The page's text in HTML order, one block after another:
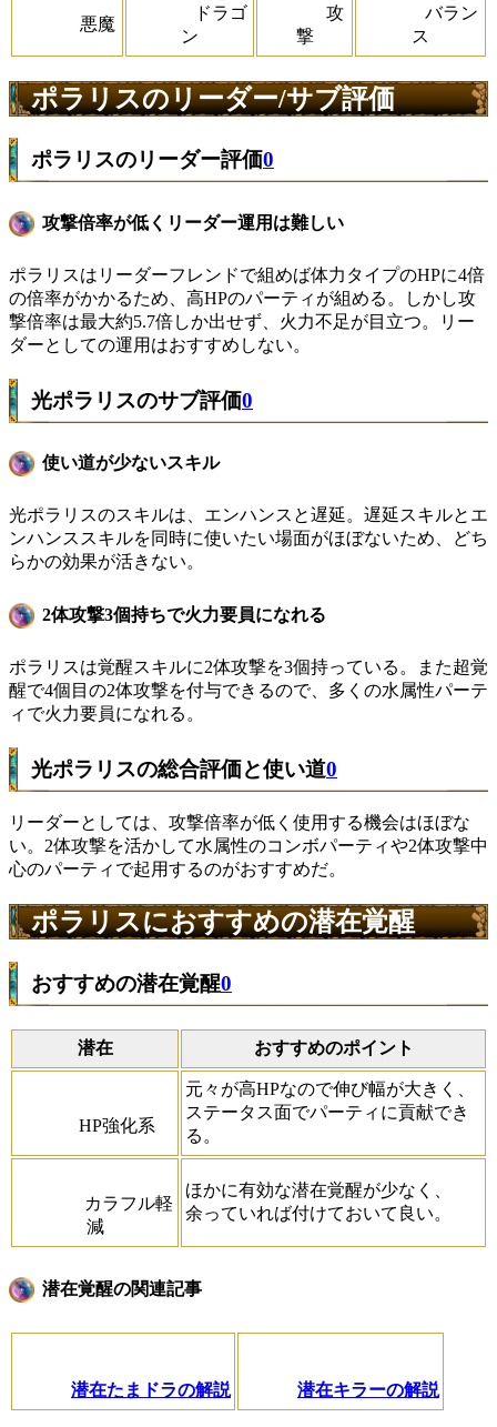
悪魔
ドラゴ
ン
攻
撃
バラン
ス
ポラリスのリーダー/サブ評価
ポラリスのリーダー評価0
攻撃倍率が低くリーダー運用は難しい
ポラリスはリーダーフレンドで組めば体力タイプのHPに4倍
の倍率がかかるため、高HPのパーティが組める。しかし攻
撃倍率は最大約5.7倍しか出せず、火力不足が目立つ。リー
ダーとしての運用はおすすめしない。
光ポラリスのサブ評価0
使い道が少ないスキル
光ポラリスのスキルは、エンハンスと遅延。遅延スキルとエ
ンハンススキルを同時に使いたい場面がほぼないため、どち
らかの効果が活きない。
2体攻撃3個持ちで火力要員になれる
ポラリスは覚醒スキルに2体攻撃を3個持っている。また超覚
醒で4個目の2体攻撃を付与できるので、多くの水属性パーテ
ィで火力要員になれる。
光ポラリスの総合評価と使い道0
リーダーとしては、攻撃倍率が低く使用する機会はほぼな
い。2体攻撃を活かして水属性のコンボパーティや2体攻撃中
心のパーティで起用するのがおすすめだ。
ポラリスにおすすめの潜在覚醒
おすすめの潜在覚醒0
潜在 おすすめのポイント
HP強化系
元々が高HPなので伸び幅が大きく、
ステータス面でパーティに貢献でき
る。
カラフル軽
減
ほかに有効な潜在覚醒が少なく、
余っていれば付けておいて良い。
潜在覚醒の関連記事
潜在たまドラの解説 潜在キラーの解説